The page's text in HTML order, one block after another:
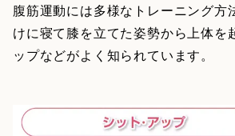
腹筋運動には多様なトレーニング方
けに寝て膝を立てた姿勢から上体を
ップなどがよく知られています。